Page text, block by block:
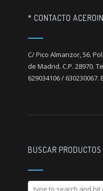
* CONTACTO
C/ Pico Almanzor, 56.
de Madrid. C.P. 28970.
629034106 /
BUSCAR